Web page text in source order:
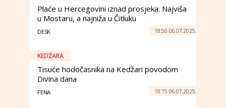
Plaće u Hercegovini iznad prosjeka: Najviša
u Mostaru, a najniža u Čitluku
DESK 18:50 06.07.2025.
KEDŽARA
Tisuće hodočasnika na Kedžari povodom
Divina dana
FENA 18:15 06.07.2025.